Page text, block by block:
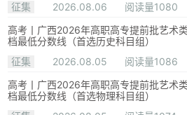
征集
2026.08.06
阅读量1080
高考丨广西2026年高职高专提前批艺术
档最低分数线（首选历史科目组）
征集
2026.08.05
阅读量1086
高考丨广西2026年高职高专提前批艺术
档最低分数线（首选物理科目组）